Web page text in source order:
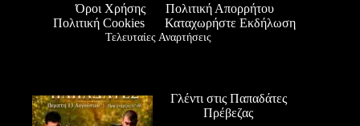
Όροι Χρήσης
Πολιτική Απορρήτου
Πολιτική Cookies
Καταχωρήστε Εκδήλωση
Τελευταίες Αναρτήσεις
Γλέντι στις Παπαδάτες
Πρέβεζας